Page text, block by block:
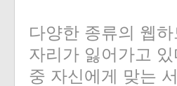
다양한 종류의 웹
자리가 잃어가고
중 자신에게 맞는